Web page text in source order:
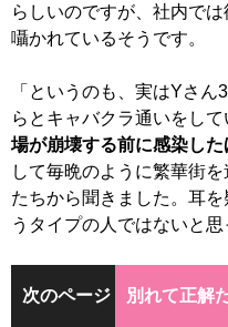
らしいのですが、社内で
囁かれているそうです。
「というのも、実はYさん
らとキャバクラ通いをし
場が崩壊する前に感染し
して毎晩のように繁華街
たちから聞きました。耳
うタイプの人ではないと
次のページ 別れて正解